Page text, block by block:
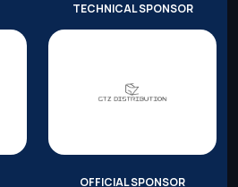
TECHNICAL SPONSOR
OFFICIAL SPONSOR